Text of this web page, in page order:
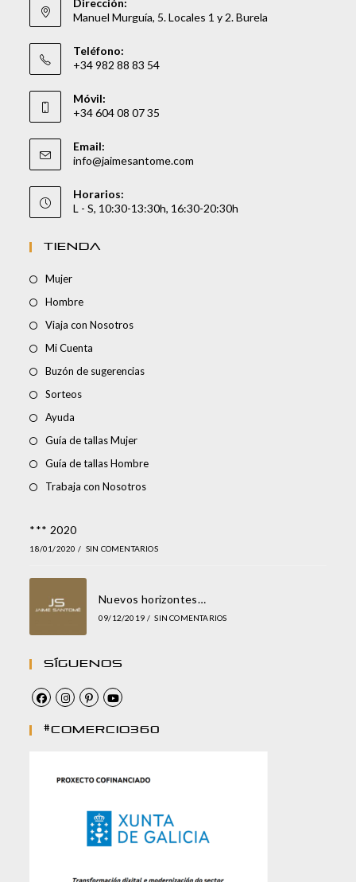
Dirección:
Manuel Murguía, 5. Locales 1 y 2. Burela
Teléfono:
+34 982 88 83 54
Móvil:
+34 604 08 07 35
Email:
info@jaimesantome.com
Horarios:
L - S, 10:30-13:30h, 16:30-20:30h
TIENDA
Mujer
Hombre
Viaja con Nosotros
Mi Cuenta
Buzón de sugerencias
Sorteos
Ayuda
Guía de tallas Mujer
Guía de tallas Hombre
Trabaja con Nosotros
*** 2020
18/01/2020 / SIN COMENTARIOS
Nuevos horizontes…
09/12/2019 / SIN COMENTARIOS
Síguenos
#comercio360